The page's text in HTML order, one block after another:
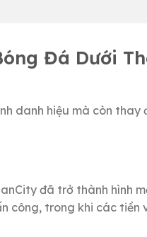
Đá Dưới
danh hiệu mà còn thay
đã trở thành hình
công, trong khi các tiền